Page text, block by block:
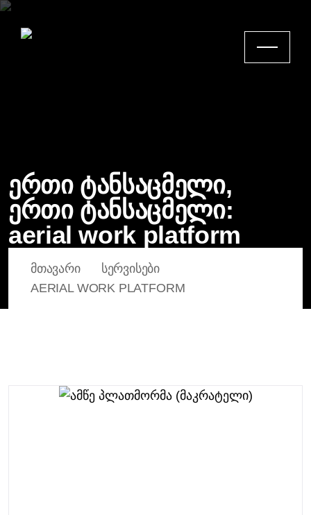
ერთი ტანსაცმელი,
ერთი ტანსაცმელი:
aerial work platform
ᲛᲗᲐᲕᲐᲠᲘ
ᲡᲔᲠᲕᲘᲡᲔᲑᲘ
AERIAL WORK PLATFORM